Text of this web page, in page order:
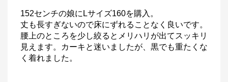
152センチの娘にLサイズ160を購入。
丈も長すぎないので床にずれることなく良いです。
腰上のところを少し絞るとメリハリが出てスッキリ
見えます。カーキと迷いましたが、黒でも重たくな
く着れました。